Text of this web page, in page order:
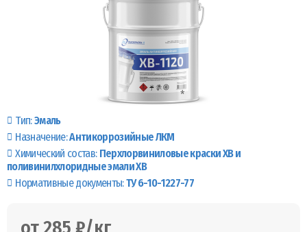
Тип:Эмаль
Назначение:Антикоррозийные ЛКМ
Химический состав: Перхлорвиниловые краски ХВ и
поливинилхлоридные эмали ХВ
Нормативные документы:ТУ 6-10-1227-77